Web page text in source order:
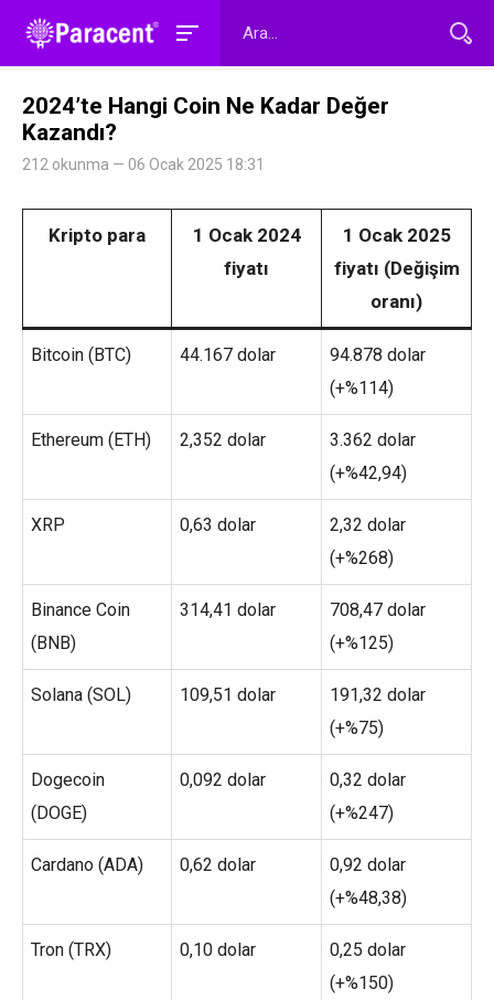
2024’te Hangi Coin Ne Kadar Değer
Kazandı?
212 okunma — 06 Ocak 2025 18:31
Kripto para
1 Ocak 2024
fiyatı
1 Ocak 2025
fiyatı (Değişim
oranı)
Bitcoin (BTC) 44.167 dolar
94.878 dolar
(+%114)
Ethereum (ETH) 2,352 dolar
3.362 dolar
(+%42,94)
XRP 0,63 dolar
2,32 dolar
(+%268)
Binance Coin
(BNB)
314,41 dolar
708,47 dolar
(+%125)
Solana (SOL) 109,51 dolar
191,32 dolar
(+%75)
Dogecoin
(DOGE)
0,092 dolar
0,32 dolar
(+%247)
Cardano (ADA) 0,62 dolar
0,92 dolar
(+%48,38)
Tron (TRX) 0,10 dolar
0,25 dolar
(+%150)